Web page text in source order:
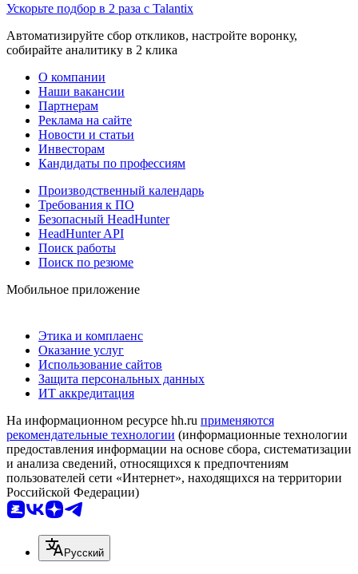
Ускорьте подбор в 2 раза с Talantix
Автоматизируйте сбор откликов, настройте воронку,
собирайте аналитику в 2 клика
О компании
Наши вакансии
Партнерам
Реклама на сайте
Новости и статьи
Инвесторам
Кандидаты по профессиям
Производственный календарь
Требования к ПО
Безопасный HeadHunter
HeadHunter API
Поиск работы
Поиск по резюме
Мобильное приложение
Этика и комплаенс
Оказание услуг
Использование сайтов
Защита персональных данных
ИТ аккредитация
На информационном ресурсе hh.ru применяются
рекомендательные технологии (информационные технологии
предоставления информации на основе сбора, систематизации
и анализа сведений, относящихся к предпочтениям
пользователей сети «Интернет», находящихся на территории
Российской Федерации)
Русский